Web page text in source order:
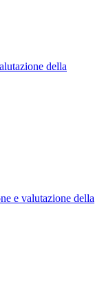
della
e valutazione della